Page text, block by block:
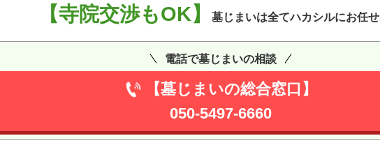
【寺院交渉もOK】 墓じまいは全てハカシルにお任せ
電話で墓じまいの相談
【墓じまいの総合窓口】
050-5497-6660